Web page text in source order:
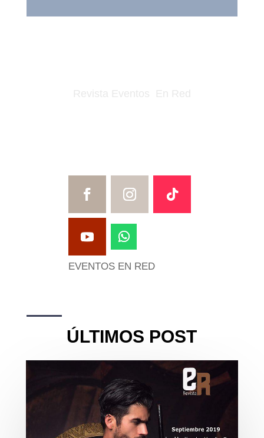
EVENTOS EN RED
ÚLTIMOS POST